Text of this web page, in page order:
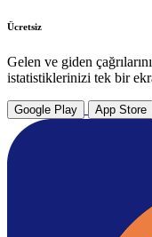
Ücretsiz
Gelen ve giden
istatistiklerinizi tek bir
Google Play App Store